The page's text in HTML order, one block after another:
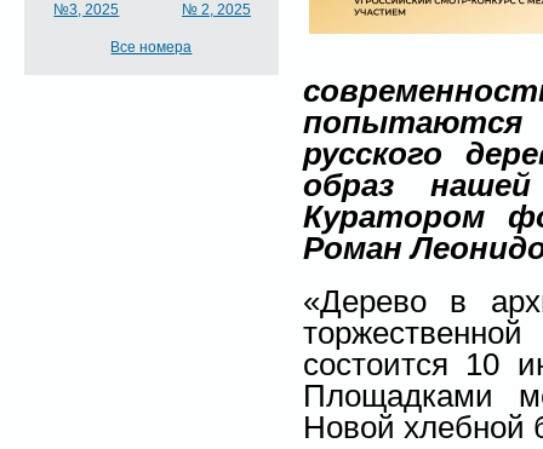
№3, 2025 № 2, 2025
Все номера
русского
образ нашей
Куратором
Роман
«Дерево в
состоится 10
Площадками
Новой хлебной